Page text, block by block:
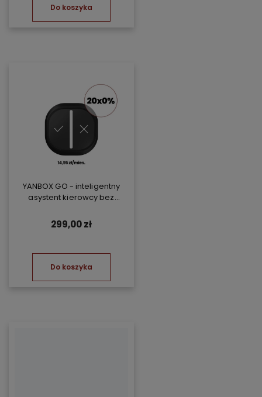
Do koszyka
YANBOX GO - inteligentny
asystent kierowcy bez
299,00 zł
Do koszyka